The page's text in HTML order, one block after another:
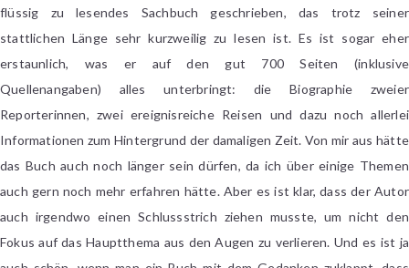
flüssig zu lesendes Sachbuch geschrieben, das trotz seiner
stattlichen Länge sehr kurzweilig zu lesen ist. Es ist sogar eher
erstaunlich, was er auf den gut 700 Seiten (inklusive
Quellenangaben) alles unterbringt: die Biographie zweier
Reporterinnen, zwei ereignisreiche Reisen und dazu noch allerlei
Informationen zum Hintergrund der damaligen Zeit. Von mir aus hätte
das Buch auch noch länger sein dürfen, da ich über einige Themen
auch gern noch mehr erfahren hätte. Aber es ist klar, dass der Autor
auch irgendwo einen Schlussstrich ziehen musste, um nicht den
Fokus auf das Hauptthema aus den Augen zu verlieren. Und es ist ja